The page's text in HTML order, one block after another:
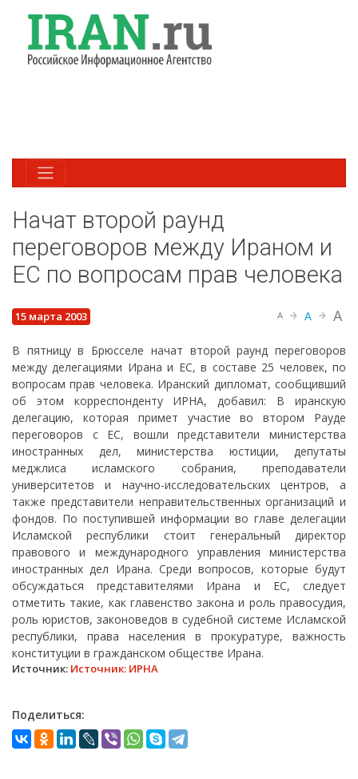
Начат второй раунд
переговоров между Ираном и
ЕС по вопросам прав человека
15 марта 2003 A A A
В пятницу в Брюсселе начат второй раунд переговоров
между делегациями Ирана и ЕС, в составе 25 человек, по
вопросам прав человека. Иранский дипломат, сообщивший
об этом корреспонденту ИРНА, добавил: В иранскую
делегацию, которая примет участие во втором Рауде
переговоров с ЕС, вошли представители министерства
иностранных дел, министерства юстиции, депутаты
меджлиса исламского собрания, преподаватели
университетов и научно-исследовательских центров, а
также представители неправительственных организаций и
фондов. По поступившей информации во главе делегации
Исламской республики стоит генеральный директор
правового и международного управления министерства
иностранных дел Ирана. Среди вопросов, которые будут
обсуждаться представителями Ирана и ЕС, следует
отметить такие, как главенство закона и роль правосудия,
роль юристов, законоведов в судебной системе Исламской
республики, права населения в прокуратуре, важность
конституции в гражданском обществе Ирана.
Источник: Источник: ИРНА
Поделиться: